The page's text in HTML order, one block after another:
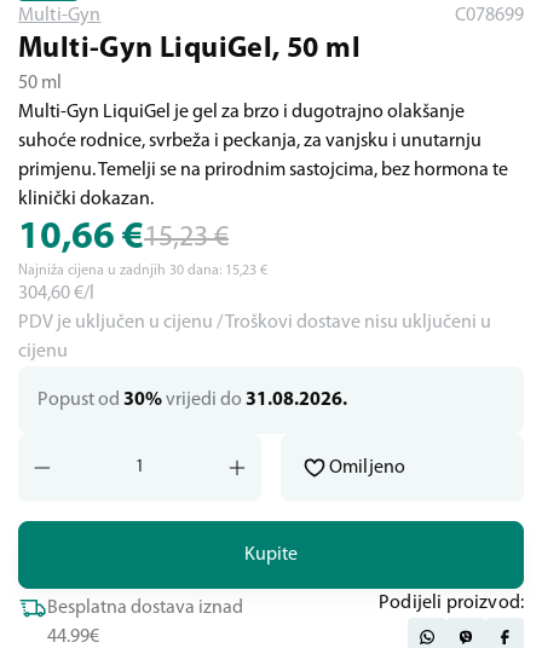
Multi-Gyn C078699
Multi-Gyn LiquiGel, 50 ml
50 ml
Multi-Gyn LiquiGel je gel za brzo i dugotrajno olakšanje
suhoće rodnice, svrbeža i peckanja, za vanjsku i unutarnju
primjenu. Temelji se na prirodnim sastojcima, bez hormona te
klinički dokazan.
10,66 €15,23 €
Najniža cijena u zadnjih 30 dana: 15,23 €
304,60€/l
PDV je uključen u cijenu / Troškovi dostave nisu uključeni u
cijenu
Popust od 30%vrijedi do 31.08.2026.
Kupite
Omiljeno
Besplatna dostava iznad
44.99€
Podijeli proizvod: